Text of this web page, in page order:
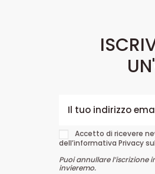
Accetto di ricevere
dell’informativa Privacy
Puoi annullare l’iscrizione
invieremo.